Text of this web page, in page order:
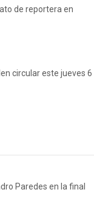
de reportera en
circular este jueves 6
Paredes en la final